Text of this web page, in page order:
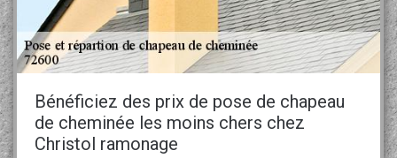
Bénéficiez des prix de pose de chapeau
de cheminée les moins chers chez
Christol ramonage